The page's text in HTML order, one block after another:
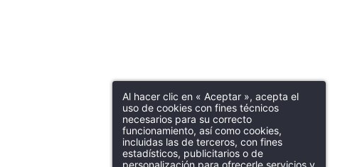
Al hacer clic en « Aceptar », acepta el
uso de cookies con fines técnicos
necesarios para su correcto
funcionamiento, así como cookies,
incluidas las de terceros, con fines
estadísticos, publicitarios o de
personalización para ofrecerle servicios y